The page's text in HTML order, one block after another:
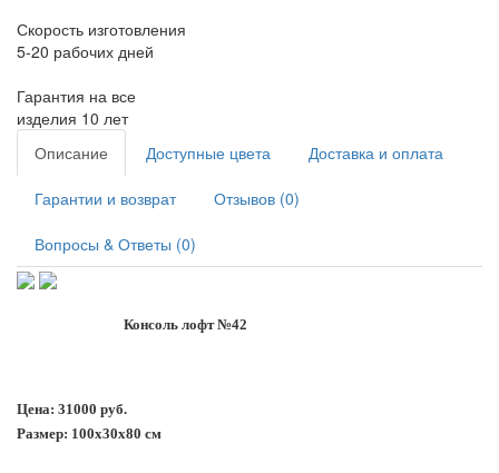
Скорость изготовления
5-20 рабочих дней
Гарантия на все
изделия 10 лет
Описание
Доступные цвета Доставка и оплата
Гарантии и возврат Отзывов (0)
Вопросы & Ответы (0)
Консоль лофт №42
Цена: 31000 руб.
Размер: 100х30х80 см